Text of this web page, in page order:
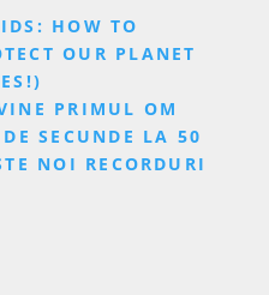
HOW TO
OUR PLANET
PRIMUL OM
SECUNDE LA 50
NOI RECORDURI